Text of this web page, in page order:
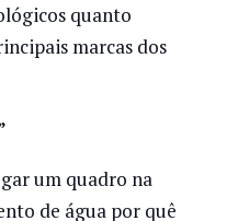
quanto
marcas dos
um quadro na
de água por quê